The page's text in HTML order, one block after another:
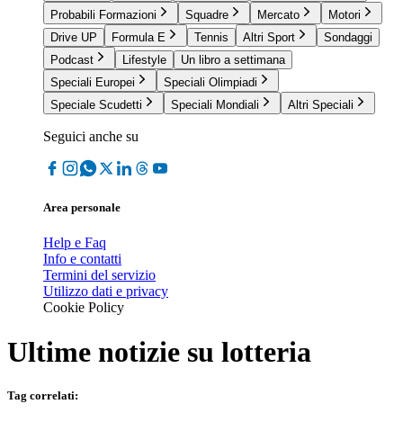
Probabili Formazioni
Squadre Mercato
Motori
Drive UP
Formula E Tennis Altri Sport
Sondaggi
Podcast
Lifestyle
Un libro a settimana
Speciali Europei
Speciali Olimpiadi
Speciale Scudetti
Speciali Mondiali Altri Speciali
Seguici anche su
Area personale
Help e Faq
Info e contatti
Termini del servizio
Utilizzo dati e privacy
Cookie Policy
Ultime notizie su lotteria
Tag correlati: